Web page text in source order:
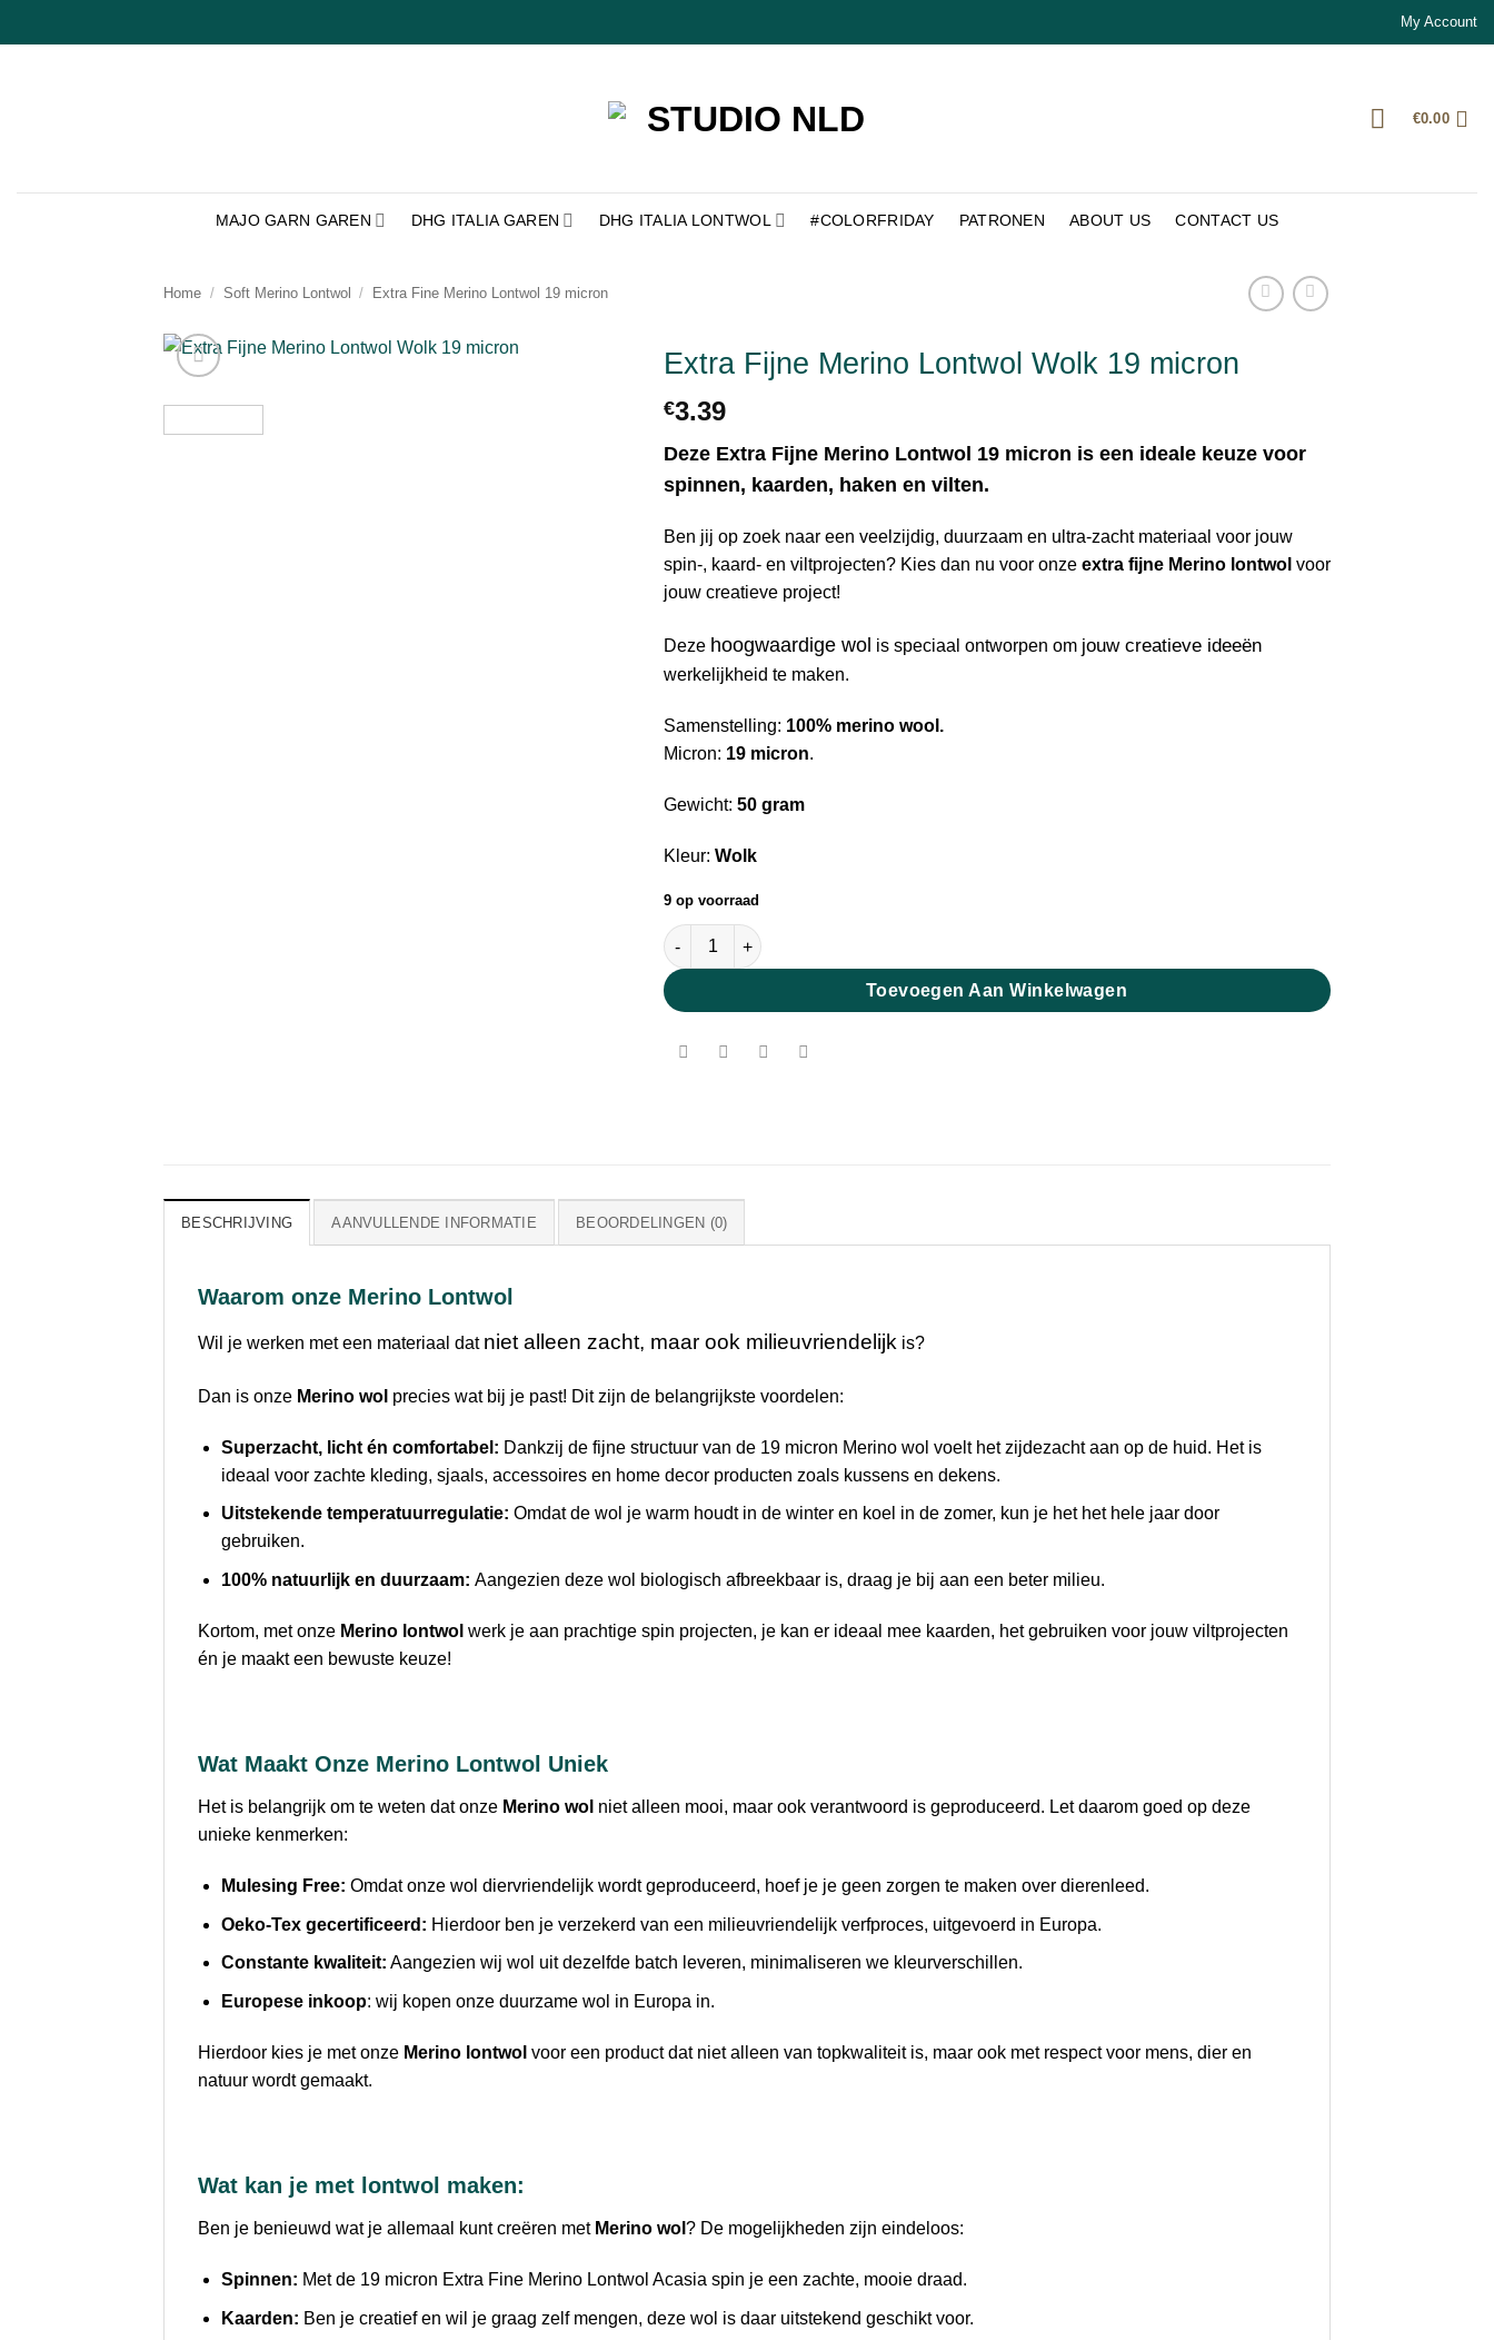
naar
My Account
€0.00
MAJO GARN GAREN DHG ITALIA GAREN DHG ITALIA LONTWOL #COLORFRIDAY PATRONEN ABOUT US CONTACT US
Home / Soft Merino Lontwol / Extra Fine Merino Lontwol 19 micron
Extra Fijne Merino Lontwol Wolk 19 micron
€3.39
Deze Extra Fijne Merino Lontwol 19 micron is een ideale keuze voor
spinnen, kaarden, haken en vilten.
Ben jij op zoek naar een veelzijdig, duurzaam en ultra-zacht materiaal voor jouw
spin-, kaard- en viltprojecten? Kies dan nu voor onze extra fijne Merino lontwol voor
jouw creatieve project!
Deze hoogwaardige wol is speciaal ontworpen om jouw creatieve ideeën
werkelijkheid te maken.
Samenstelling: 100% merino wool.
Micron: 19 micron.
Gewicht: 50 gram
Kleur: Wolk
9 op voorraad
Extra Fijne Merino Lontwol Wolk 19 micron aantal
Toevoegen Aan Winkelwagen
BESCHRIJVING AANVULLENDE INFORMATIE BEOORDELINGEN (0)
Waarom onze Merino Lontwol
Wil je werken met een materiaal dat niet alleen zacht, maar ook milieuvriendelijk is?
Dan is onze Merino wol precies wat bij je past! Dit zijn de belangrijkste voordelen:
Superzacht, licht én comfortabel: Dankzij de fijne structuur van de 19 micron Merino wol voelt het zijdezacht aan op de huid. Het is
ideaal voor zachte kleding, sjaals, accessoires en home decor producten zoals kussens en dekens.
Uitstekende temperatuurregulatie: Omdat de wol je warm houdt in de winter en koel in de zomer, kun je het het hele jaar door
gebruiken.
100% natuurlijk en duurzaam: Aangezien deze wol biologisch afbreekbaar is, draag je bij aan een beter milieu.
Kortom, met onze Merino lontwol werk je aan prachtige spin projecten, je kan er ideaal mee kaarden, het gebruiken voor jouw viltprojecten
én je maakt een bewuste keuze!
Wat Maakt Onze Merino Lontwol Uniek
Het is belangrijk om te weten dat onze Merino wol niet alleen mooi, maar ook verantwoord is geproduceerd. Let daarom goed op deze
unieke kenmerken:
Mulesing Free: Omdat onze wol diervriendelijk wordt geproduceerd, hoef je je geen zorgen te maken over dierenleed.
Oeko-Tex gecertificeerd: Hierdoor ben je verzekerd van een milieuvriendelijk verfproces, uitgevoerd in Europa.
Constante kwaliteit: Aangezien wij wol uit dezelfde batch leveren, minimaliseren we kleurverschillen.
Europese inkoop: wij kopen onze duurzame wol in Europa in.
Hierdoor kies je met onze Merino lontwol voor een product dat niet alleen van topkwaliteit is, maar ook met respect voor mens, dier en
natuur wordt gemaakt.
Wat kan je met lontwol maken:
Ben je benieuwd wat je allemaal kunt creëren met Merino wol ? De mogelijkheden zijn eindeloos:
Spinnen: Met de 19 micron Extra Fine Merino Lontwol Acasia spin je een zachte, mooie draad.
Kaarden: Ben je creatief en wil je graag zelf mengen, deze wol is daar uitstekend geschikt voor.